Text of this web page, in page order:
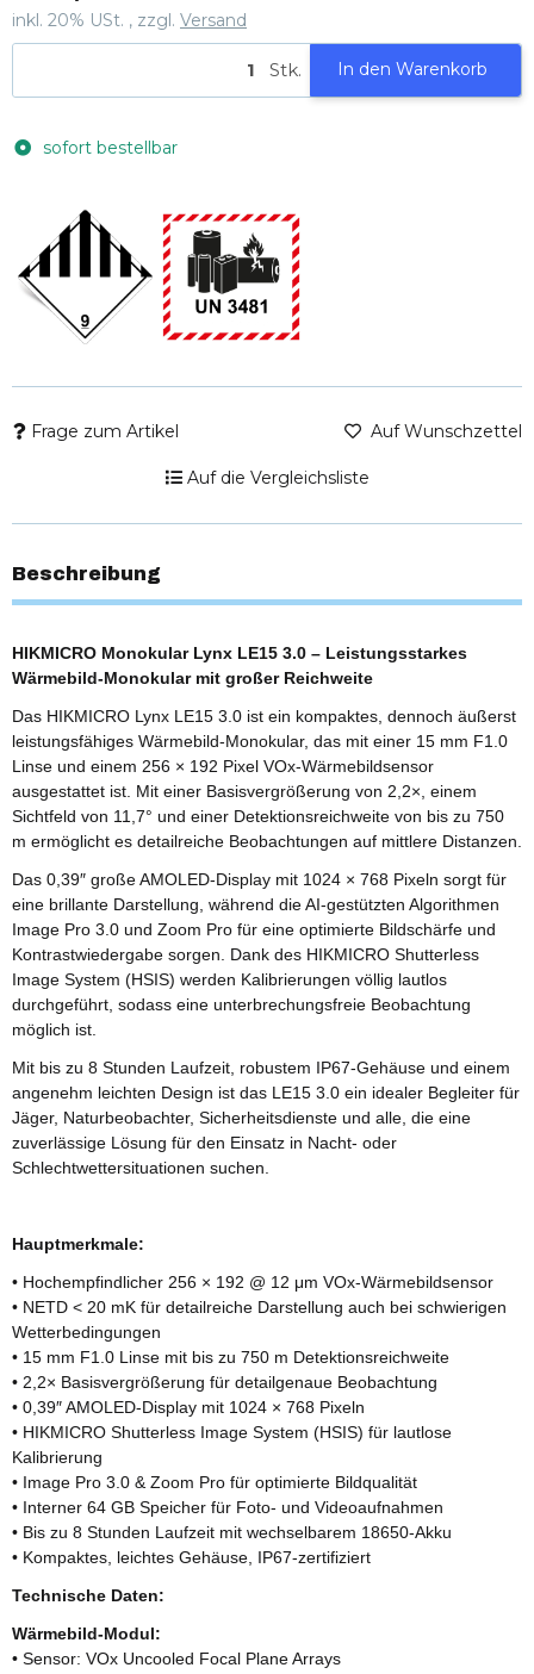
inkl. 20% USt. , zzgl. Versand
Stk. In den Warenkorb
sofort bestellbar
Frage zum Artikel Auf Wunschzettel
Auf die Vergleichsliste
Beschreibung
HIKMICRO Monokular Lynx LE15 3.0 – Leistungsstarkes
Wärmebild-Monokular mit großer Reichweite
Das HIKMICRO Lynx LE15 3.0 ist ein kompaktes, dennoch äußerst
leistungsfähiges Wärmebild-Monokular, das mit einer 15 mm F1.0
Linse und einem 256 × 192 Pixel VOx-Wärmebildsensor
ausgestattet ist. Mit einer Basisvergrößerung von 2,2×, einem
Sichtfeld von 11,7° und einer Detektionsreichweite von bis zu 750
m ermöglicht es detailreiche Beobachtungen auf mittlere Distanzen.
Das 0,39″ große AMOLED-Display mit 1024 × 768 Pixeln sorgt für
eine brillante Darstellung, während die AI-gestützten Algorithmen
Image Pro 3.0 und Zoom Pro für eine optimierte Bildschärfe und
Kontrastwiedergabe sorgen. Dank des HIKMICRO Shutterless
Image System (HSIS) werden Kalibrierungen völlig lautlos
durchgeführt, sodass eine unterbrechungsfreie Beobachtung
möglich ist.
Mit bis zu 8 Stunden Laufzeit, robustem IP67-Gehäuse und einem
angenehm leichten Design ist das LE15 3.0 ein idealer Begleiter für
Jäger, Naturbeobachter, Sicherheitsdienste und alle, die eine
zuverlässige Lösung für den Einsatz in Nacht- oder
Schlechtwettersituationen suchen.
Hauptmerkmale:
• Hochempfindlicher 256 × 192 @ 12 μm VOx-Wärmebildsensor
• NETD < 20 mK für detailreiche Darstellung auch bei schwierigen
Wetterbedingungen
• 15 mm F1.0 Linse mit bis zu 750 m Detektionsreichweite
• 2,2× Basisvergrößerung für detailgenaue Beobachtung
• 0,39″ AMOLED-Display mit 1024 × 768 Pixeln
• HIKMICRO Shutterless Image System (HSIS) für lautlose
Kalibrierung
• Image Pro 3.0 & Zoom Pro für optimierte Bildqualität
• Interner 64 GB Speicher für Foto- und Videoaufnahmen
• Bis zu 8 Stunden Laufzeit mit wechselbarem 18650-Akku
• Kompaktes, leichtes Gehäuse, IP67-zertifiziert
Technische Daten:
Wärmebild-Modul:
• Sensor: VOx Uncooled Focal Plane Arrays